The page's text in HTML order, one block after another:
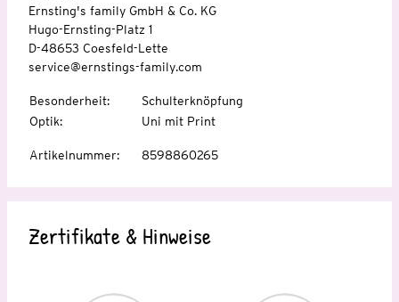
Ernsting's family GmbH & Co. KG
Hugo-Ernsting-Platz 1
D-48653 Coesfeld-Lette
service@ernstings-family.com
Besonderheit:
Schulterknöpfung
Optik: Uni mit Print
Artikelnummer: 8598860265
Zertifikate & Hinweise